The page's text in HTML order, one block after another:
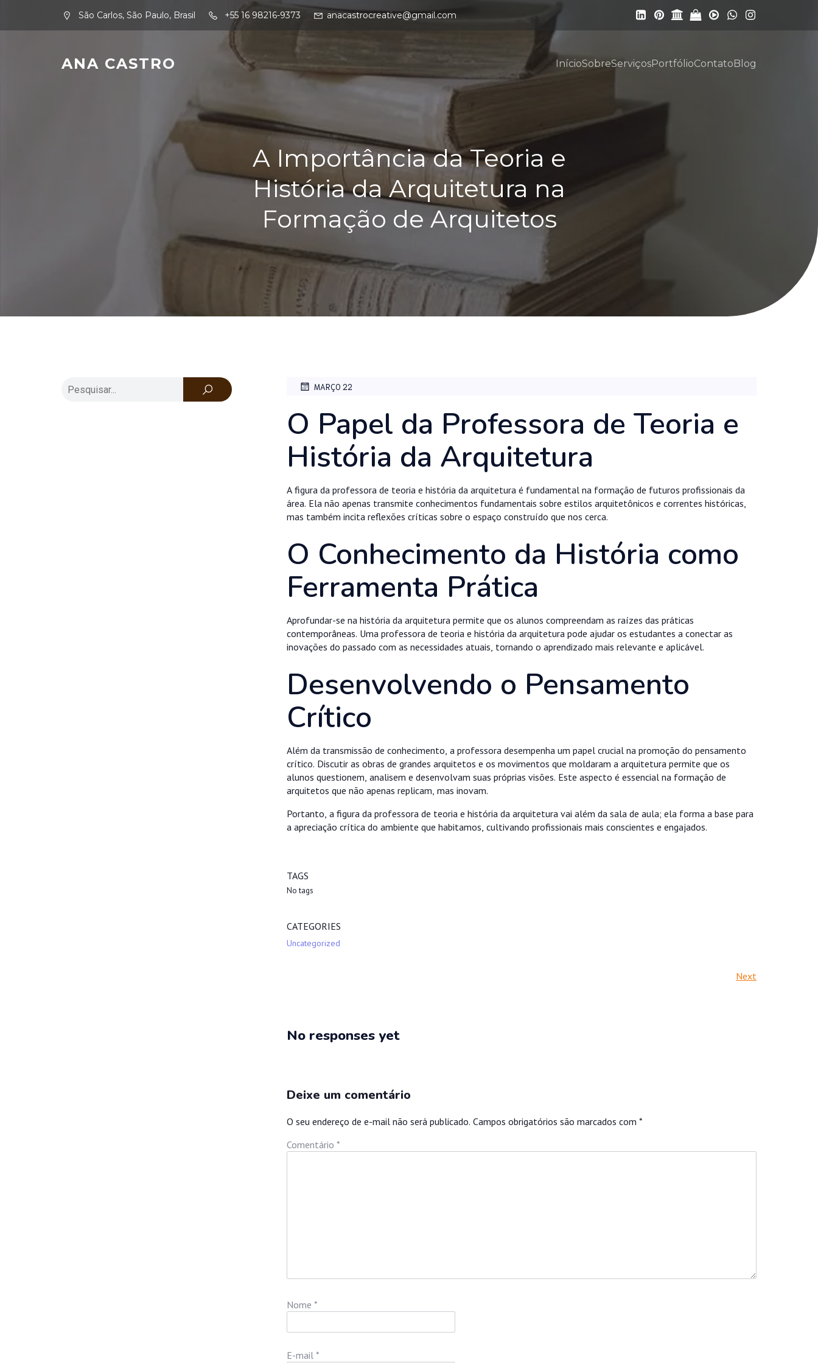
São Carlos, São Paulo, Brasil +55 16 98216-9373 anacastrocreative@gmail.com
ANA CASTRO InícioSobreServiçosPortfólioContatoBlog
A Importância da Teoria e
História da Arquitetura na
Formação de Arquitetos
MARÇO 22
O Papel da Professora de Teoria e
História da Arquitetura
A figura da professora de teoria e história da arquitetura é fundamental na formação de futuros profissionais da
área. Ela não apenas transmite conhecimentos fundamentais sobre estilos arquitetônicos e correntes históricas,
mas também incita reflexões críticas sobre o espaço construído que nos cerca.
O Conhecimento da História como
Ferramenta Prática
Aprofundar-se na história da arquitetura permite que os alunos compreendam as raízes das práticas
contemporâneas. Uma professora de teoria e história da arquitetura pode ajudar os estudantes a conectar as
inovações do passado com as necessidades atuais, tornando o aprendizado mais relevante e aplicável.
Desenvolvendo o Pensamento
Crítico
Além da transmissão de conhecimento, a professora desempenha um papel crucial na promoção do pensamento
crítico. Discutir as obras de grandes arquitetos e os movimentos que moldaram a arquitetura permite que os
alunos questionem, analisem e desenvolvam suas próprias visões. Este aspecto é essencial na formação de
arquitetos que não apenas replicam, mas inovam.
Portanto, a figura da professora de teoria e história da arquitetura vai além da sala de aula; ela forma a base para
a apreciação crítica do ambiente que habitamos, cultivando profissionais mais conscientes e engajados.
TAGS
No tags
CATEGORIES
Uncategorized
Next
No responses yet
Deixe um comentário
O seu endereço de e-mail não será publicado. Campos obrigatórios são marcados com *
Comentário *
Nome *
E-mail *